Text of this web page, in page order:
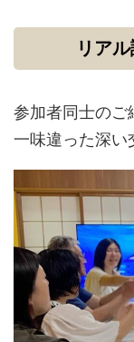
リア
参加者同士の
一味違った深い